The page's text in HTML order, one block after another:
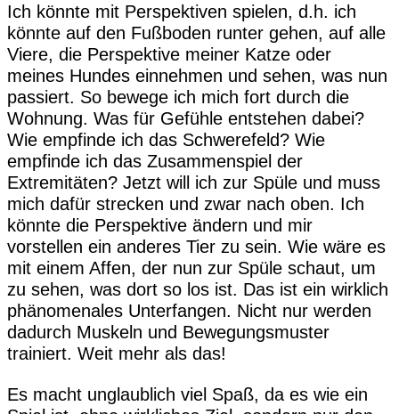
Ich könnte mit Perspektiven spielen, d.h. ich
könnte auf den Fußboden runter gehen, auf alle
Viere, die Perspektive meiner Katze oder
meines Hundes einnehmen und sehen, was nun
passiert. So bewege ich mich fort durch die
Wohnung. Was für Gefühle entstehen dabei?
Wie empfinde ich das Schwerefeld? Wie
empfinde ich das Zusammenspiel der
Extremitäten? Jetzt will ich zur Spüle und muss
mich dafür strecken und zwar nach oben. Ich
könnte die Perspektive ändern und mir
vorstellen ein anderes Tier zu sein. Wie wäre es
mit einem Affen, der nun zur Spüle schaut, um
zu sehen, was dort so los ist. Das ist ein wirklich
phänomenales Unterfangen. Nicht nur werden
dadurch Muskeln und Bewegungsmuster
trainiert. Weit mehr als das!
Es macht unglaublich viel Spaß, da es wie ein